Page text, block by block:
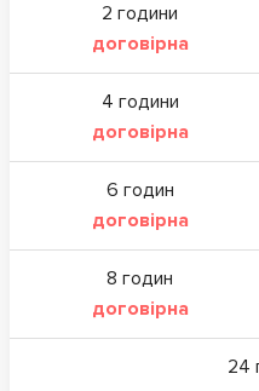
2 години
договірна
4 години
договірна
6 годин
договірна
8 годин
договірна
24